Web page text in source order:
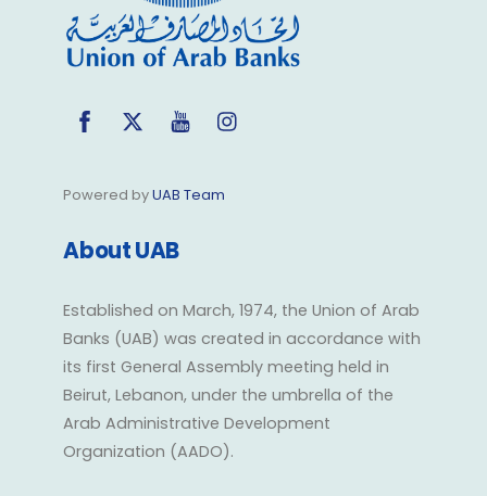
FacebookTwitter YouTube
Powered byUAB Team
About UAB
Established on March, 1974, the Union of Arab
Banks (UAB) was created in accordance with
its first General Assembly meeting held in
Beirut, Lebanon, under the umbrella of the
Arab Administrative Development
Organization (AADO).